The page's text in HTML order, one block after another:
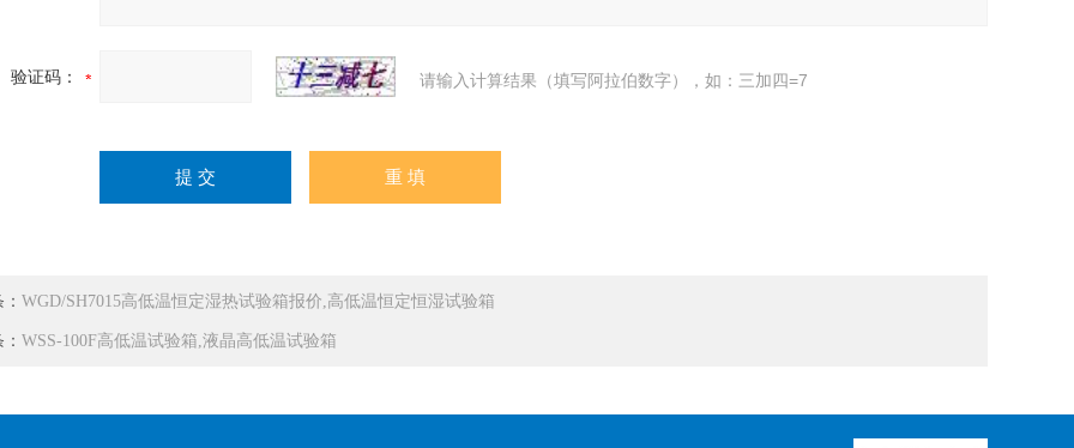
验证码： 请输入计算结果（填写阿拉伯数字），如：三加四=7
WGD/SH7015高低温恒定湿热试验箱报价,高低温恒定恒湿试验箱
WSS-100F高低温试验箱,液晶高低温试验箱